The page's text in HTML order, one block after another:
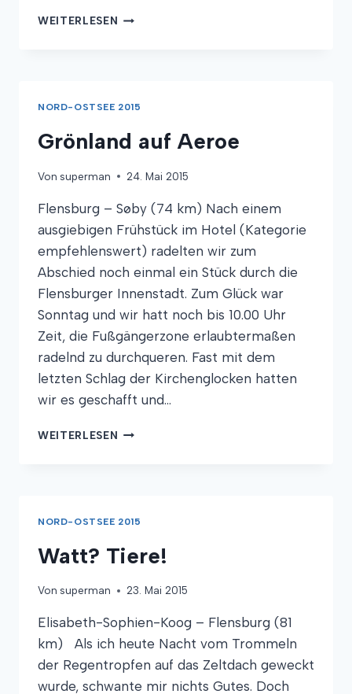
WEITERLESEN MORGENDUSCHE,
NORD-OSTSEE 2015
Grönland auf Aeroe
Von superman 24. Mai 2015
Flensburg – Søby (74 km) Nach einem
ausgiebigen Frühstück im Hotel (Kategorie
empfehlenswert) radelten wir zum
Abschied noch einmal ein Stück durch die
Flensburger Innenstadt. Zum Glück war
Sonntag und wir hatt noch bis 10.00 Uhr
Zeit, die Fußgängerzone erlaubtermaßen
radelnd zu durchqueren. Fast mit dem
letzten Schlag der Kirchenglocken hatten
wir es geschafft und…
WEITERLESEN GRÖNLAND
NORD-OSTSEE 2015
Watt? Tiere!
Von superman 23. Mai 2015
Elisabeth-Sophien-Koog – Flensburg (81
km) Als ich heute Nacht vom Trommeln
der Regentropfen auf das Zeltdach geweckt
wurde, schwante mir nichts Gutes. Doch